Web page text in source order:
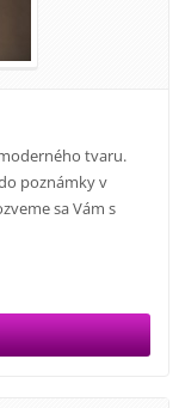
tvaru.
poznámky v
sa Vám s